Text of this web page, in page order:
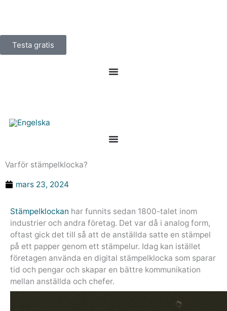
Testa gratis
Varför stämpelklocka?
mars 23, 2024
Stämpelklockan har funnits sedan 1800-talet inom
industrier och andra företag. Det var då i analog form,
oftast gick det till så att de anställda satte en stämpel
på ett papper genom ett stämpelur. Idag kan istället
företagen använda en digital stämpelklocka som sparar
tid och pengar och skapar en bättre kommunikation
mellan anställda och chefer.